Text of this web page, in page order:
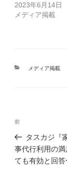
2023年6月14日
メディア掲載
カ
メディア掲載
ナ
ビ
前
の
投
稿
前
タスカジ『
事代行利用の
ても有効と回答